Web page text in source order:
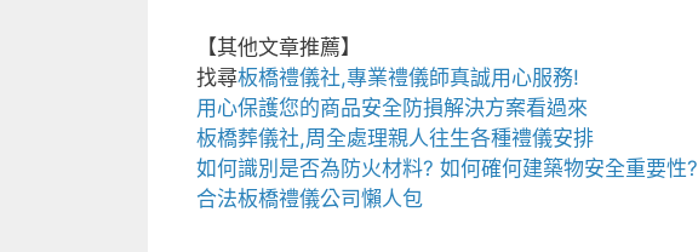
【其他文章推薦】
找尋板橋禮儀社,專業禮儀師真誠用心服務!
用心保護您的商品安全防損解決方案看過來
板橋葬儀社,周全處理親人往生各種禮儀安排
如何識別是否為防火材料? 如何確何建築物安全重要性?
合法板橋禮儀公司懶人包